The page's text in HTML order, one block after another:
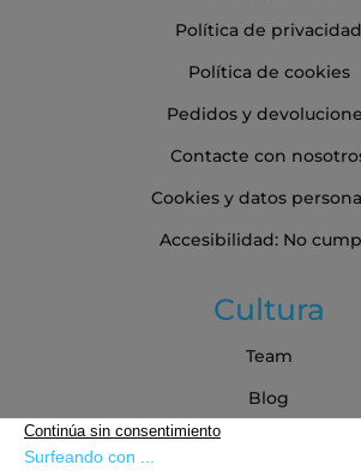
Política de privacidad
Política de cookies
Pedidos y
Contacte con
Cookies y datos
Accesibilidad: No
Cultura
Team
Blog